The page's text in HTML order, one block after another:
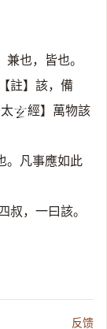
也，皆也。
註】該，備
𤣥 經】萬物該
。凡事應如此
叔，一曰該。
反馈